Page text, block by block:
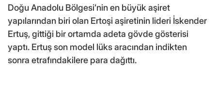
Doğu Anadolu Bölgesi’nin en büyük aşiret
yapılarından biri olan Ertoşi aşiretinin lideri İskender
Ertuş, gittiği bir ortamda adeta gövde gösterisi
yaptı. Ertuş son model lüks aracından indikten
sonra etrafındakilere para dağıttı.